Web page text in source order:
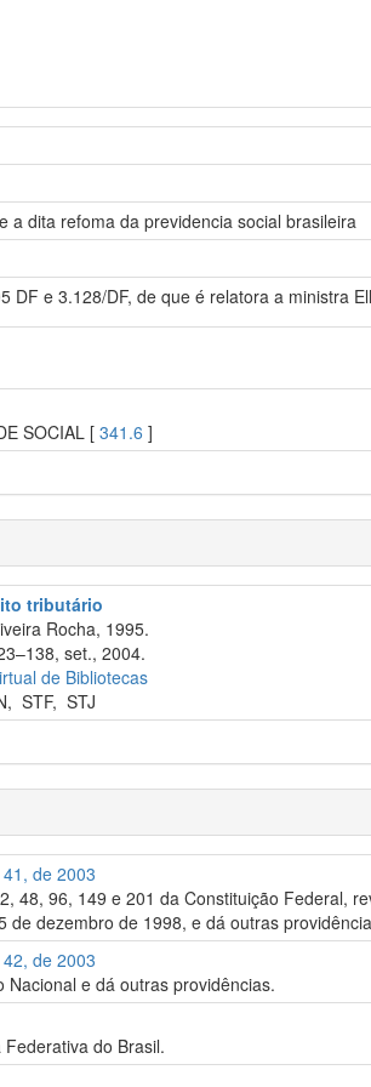
a dita refoma da previdencia social brasileira
DF e 3.128/DF, de que é relatora a ministra
SOCIAL [341.6 ]
tributário
Rocha, 1995.
set., 2004.
de Bibliotecas
,STF,STJ
de 2003
48, 96, 149 e 201 da Constituição Federal,
de dezembro de 1998, e dá outras
de 2003
Nacional e dá outras providências.
do Brasil.